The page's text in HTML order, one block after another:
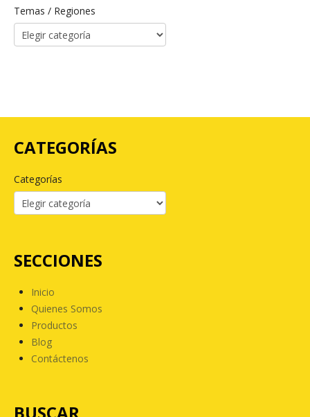
Temas / Regiones
CATEGORÍAS
Categorías
SECCIONES
Inicio
Quienes Somos
Productos
Blog
Contáctenos